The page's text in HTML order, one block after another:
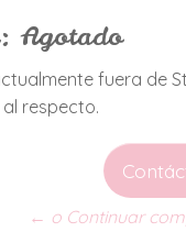
Agotado
fuera de
respecto.
← o Continuar